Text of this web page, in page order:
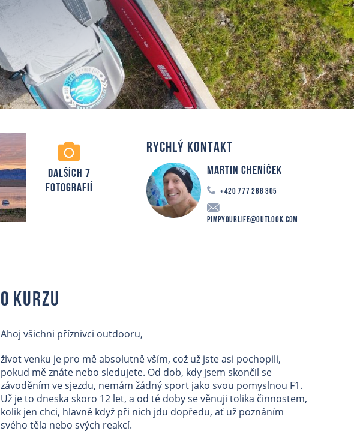
DALŠÍCH 7
FOTOGRAFIÍ
RYCHLÝ KONTAKT
Martin Cheníček
+420 777 266 305
PimpYourLife@outlook.com
O kurzu
Ahoj všichni příznivci outdooru,
život venku je pro mě absolutně vším, což už jste asi pochopili,
pokud mě znáte nebo sledujete. Od dob, kdy jsem skončil se
závoděním ve sjezdu, nemám žádný sport jako svou pomyslnou F1.
Už je to dneska skoro 12 let, a od té doby se věnuji tolika činnostem,
kolik jen chci, hlavně když při nich jdu dopředu, ať už poznáním
svého těla nebo svých reakcí.